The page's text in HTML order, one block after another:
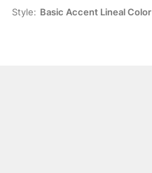
Style: Basic Accent Lineal Color